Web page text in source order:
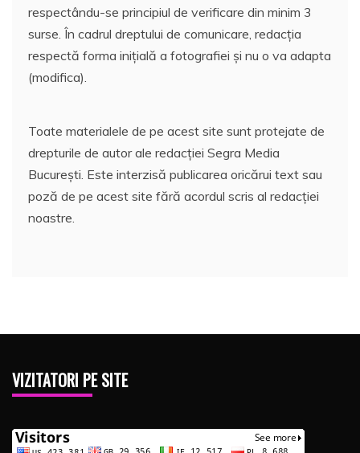
respectându-se principiul de verificare din minim 3
surse. În cadrul dreptului de comunicare, redacția
respectă forma inițială a fotografiei și nu o va adapta
(modifica).
Toate materialele de pe acest site sunt protejate de
drepturile de autor ale redacției Segra Media
București. Este interzisă publicarea oricărui text sau
poză de pe acest site fără acordul scris al redacției
noastre.
VIZITATORI PE SITE